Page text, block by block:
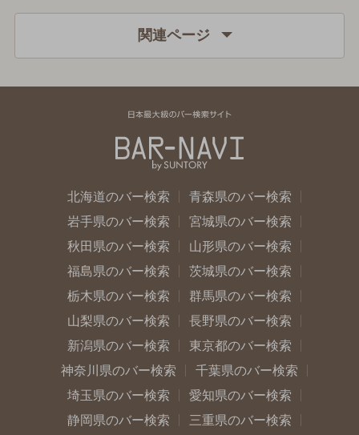
関連ページ
北海道のバー検索
青森県のバー検索
岩手県のバー検索
宮城県のバー検索
秋田県のバー検索
山形県のバー検索
福島県のバー検索
茨城県のバー検索
栃木県のバー検索
群馬県のバー検索
山梨県のバー検索
長野県のバー検索
新潟県のバー検索
東京都のバー検索
神奈川県のバー検索
千葉県のバー検索
埼玉県のバー検索
愛知県のバー検索
静岡県のバー検索
三重県のバー検索